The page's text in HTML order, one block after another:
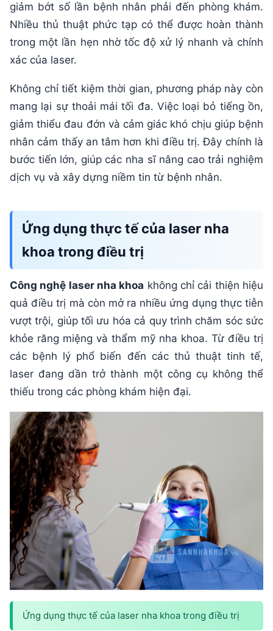
giảm bớt số lần bệnh nhân phải đến phòng khám.
Nhiều thủ thuật phức tạp có thể được hoàn thành
trong một lần hẹn nhờ tốc độ xử lý nhanh và chính
xác của laser.
Không chỉ tiết kiệm thời gian, phương pháp này còn
mang lại sự thoải mái tối đa. Việc loại bỏ tiếng ồn,
giảm thiểu đau đớn và cảm giác khó chịu giúp bệnh
nhân cảm thấy an tâm hơn khi điều trị. Đây chính là
bước tiến lớn, giúp các nha sĩ nâng cao trải nghiệm
dịch vụ và xây dựng niềm tin từ bệnh nhân.
Ứng dụng thực tế của laser nha
khoa trong điều trị
Công nghệ laser nha khoa không chỉ cải thiện hiệu
quả điều trị mà còn mở ra nhiều ứng dụng thực tiễn
vượt trội, giúp tối ưu hóa cả quy trình chăm sóc sức
khỏe răng miệng và thẩm mỹ nha khoa. Từ điều trị
các bệnh lý phổ biến đến các thủ thuật tinh tế,
laser đang dần trở thành một công cụ không thể
thiếu trong các phòng khám hiện đại.
Ứng dụng thực tế của laser nha khoa trong điều trị